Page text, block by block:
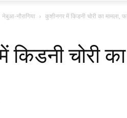
नेबुआ-नौरागिया कुशीनगर में किडनी चोरी का मामला,
चोरी